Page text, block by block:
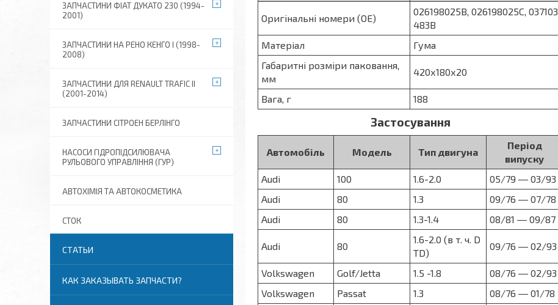
Оригінальні номери (OE)
026198025B, 026198025C, 037103
483B
Матеріал
Гума
Габаритні розміри паковання,
мм
420х180х20
Вага, г 188
Застосування
Автомобіль Модель Тип двигуна
Період
випуску
Audi
100 1.6-2.0
05/79 ― 03/93
Audi
80 1.3
09/76 ― 07/78
Audi
80 1.3-1.4 08/81 ― 09/87
Audi 80
1.6-2.0 (в т. ч. D
TD)
09/76 ― 02/93
Volkswagen Golf/Jetta 1.5 -1.8
08/76 ― 02/93
Volkswagen
Passat 1.3
08/76 ― 01/78
ЗАПЧАСТИНИ ФІАТ ДУКАТО 230 (1994-
2001)
ЗАПЧАСТИНИ НА РЕНО КЕНГО I (1998-
2008)
ЗАПЧАСТИНИ ДЛЯ RENAULT TRAFIC II
(2001-2014)
ЗАПЧАСТИНИ СІТРОЕН БЕРЛІНГО
НАСОСИ ГІДРОПІДСИЛЮВАЧА
РУЛЬОВОГО УПРАВЛІННЯ (ГУР)
АВТОХІМІЯ ТА АВТОКОСМЕТИКА
СТОК
СТАТЬИ
КАК ЗАКАЗЫВАТЬ ЗАПЧАСТИ?